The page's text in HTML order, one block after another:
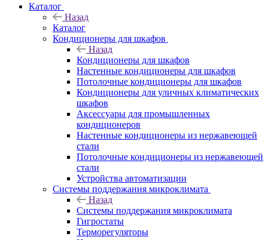
Каталог
Назад
Каталог
Кондиционеры для шкафов
Назад
Кондиционеры для шкафов
Настенные кондиционеры для шкафов
Потолочные кондиционеры для шкафов
Кондиционеры для уличных климатических
шкафов
Аксессуары для промышленных
кондиционеров
Настенные кондиционеры из нержавеющей
стали
Потолочные кондиционеры из нержавеющей
стали
Устройства автоматизации
Системы поддержания микроклимата
Назад
Системы поддержания микроклимата
Гигростаты
Терморегуляторы